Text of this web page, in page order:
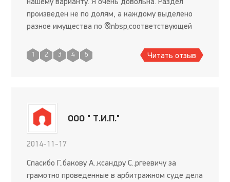
произведен не по долям, а каждому выделено
разное имущества по &nbsp;соответствующей
1 2 3 4 5 Читать отзыв
ООО " Т.И.П."
2014-11-17
Спасибо Г..бакову А..ксандру С..ргеевичу за
грамотно проведенные в арбитражном суде дела